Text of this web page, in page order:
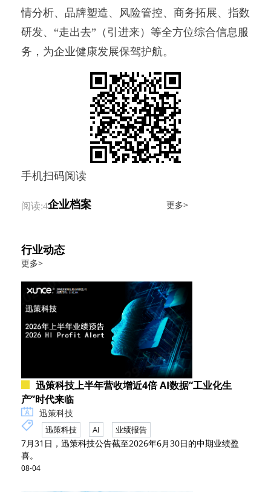
情分析、品牌塑造、风险管控、商务拓展、指数
研发、“走出去”（引进来）等全方位综合信息服
务，为企业健康发展保驾护航。
手机扫码阅读
阅读:4企业档案 更多>
行业动态
更多>
迅策科技上半年营收增近4倍 AI数据“工业化生
产”时代来临
迅策科技
迅策科技 AI 业绩报告
7月31日，迅策科技公告截至2026年6月30日的中期业绩盈
喜。
08-04